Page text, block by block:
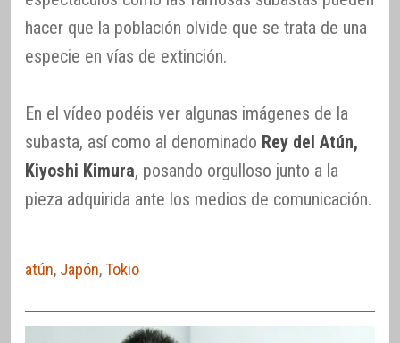
hacer que la población olvide que se trata de una
especie en vías de extinción.
En el vídeo podéis ver algunas imágenes de la
subasta, así como al denominado Rey del Atún,
Kiyoshi Kimura, posando orgulloso junto a la
pieza adquirida ante los medios de comunicación.
atún, Japón,Tokio